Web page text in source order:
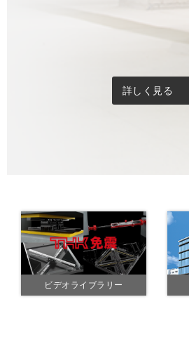
詳しく見る
ビデオライブラリー